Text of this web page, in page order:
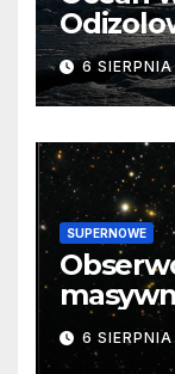
barierę
6
SUPERNOWE
cenne
6